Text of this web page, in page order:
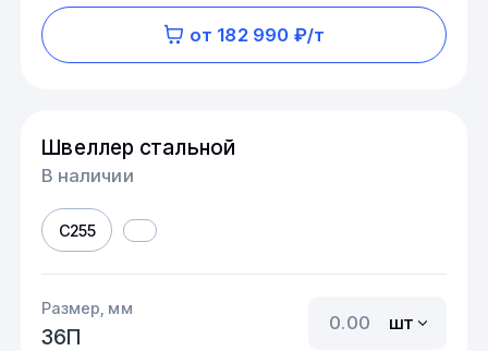
от 182 990 ₽/т
Швеллер стальной
В наличии
С255
Размер, мм
36П
шт